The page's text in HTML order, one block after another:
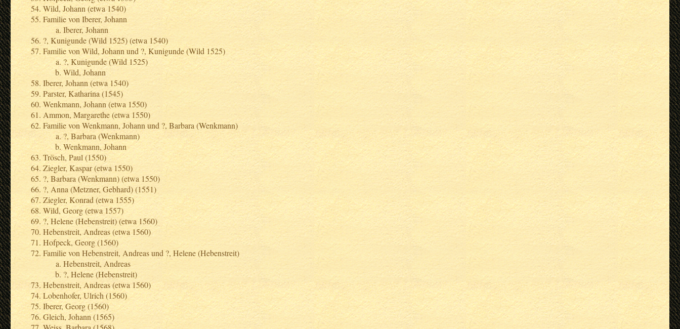
Wild, Johann (etwa 1540)
Familie von Iberer, Johann
Iberer, Johann
?, Kunigunde (Wild 1525) (etwa 1540)
Familie von Wild, Johann und ?, Kunigunde (Wild 1525)
?, Kunigunde (Wild 1525)
Wild, Johann
Iberer, Johann (etwa 1540)
Parster, Katharina (1545)
Wenkmann, Johann (etwa 1550)
Ammon, Margarethe (etwa 1550)
Familie von Wenkmann, Johann und ?, Barbara (Wenkmann)
?, Barbara (Wenkmann)
Wenkmann, Johann
Trösch, Paul (1550)
Ziegler, Kaspar (etwa 1550)
?, Barbara (Wenkmann) (etwa 1550)
?, Anna (Metzner, Gebhard) (1551)
Ziegler, Konrad (etwa 1555)
Wild, Georg (etwa 1557)
?, Helene (Hebenstreit) (etwa 1560)
Hebenstreit, Andreas (etwa 1560)
Hofpeck, Georg (1560)
Familie von Hebenstreit, Andreas und ?, Helene (Hebenstreit)
Hebenstreit, Andreas
?, Helene (Hebenstreit)
Hebenstreit, Andreas (etwa 1560)
Lobenhofer, Ulrich (1560)
Iberer, Georg (1560)
Gleich, Johann (1565)